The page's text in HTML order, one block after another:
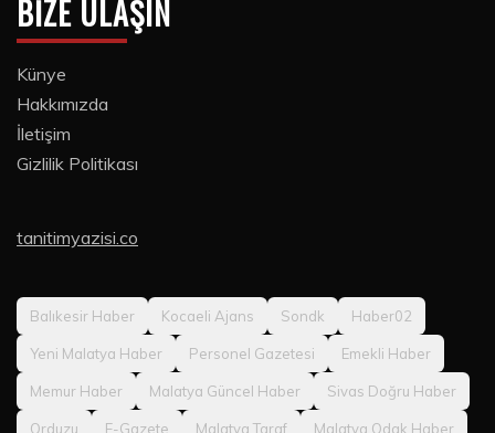
BIZE ULAŞIN
Künye
Hakkımızda
İletişim
Gizlilik Politikası
tanitimyazisi.co
Balıkesir Haber Kocaeli Ajans Sondk Haber02
Yeni Malatya Haber Personel Gazetesi Emekli Haber
Memur Haber Malatya Güncel Haber Sivas Doğru Haber
Orduzu E-Gazete Malatya Taraf Malatya Odak Haber